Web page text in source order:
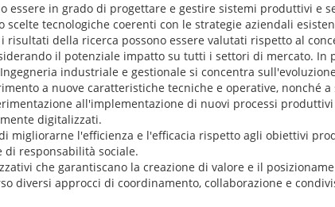
essere in grado di progettare e gestire sistemi produttivi e
scelte tecnologiche coerenti con le strategie aziendali
risultati della ricerca possono essere valutati rispetto al
il potenziale impatto su tutti i settori di mercato. In
industriale e gestionale si concentra
a nuove caratteristiche tecniche e operative, nonché
all'implementazione di nuovi processi
digitalizzati.
migliorarne l'efficienza e l'efficacia rispetto agli obiettivi
di responsabilità sociale.
che garantiscano la creazione di valore e il
diversi approcci di coordinamento, collaborazione e